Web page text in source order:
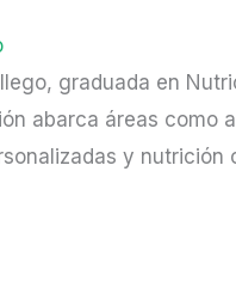
graduada en
abarca áreas como
y nutrición